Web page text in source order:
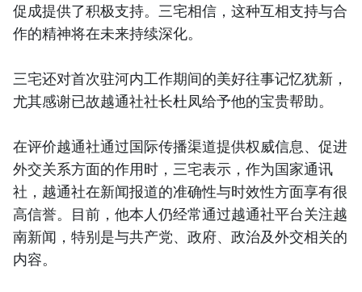
促成提供了积极支持。三宅相信，这种互相支持与合
作的精神将在未来持续深化。
三宅还对首次驻河内工作期间的美好往事记忆犹新，
尤其感谢已故越通社社长杜凤给予他的宝贵帮助。
在评价越通社通过国际传播渠道提供权威信息、促进
外交关系方面的作用时，三宅表示，作为国家通讯
社，越通社在新闻报道的准确性与时效性方面享有很
高信誉。目前，他本人仍经常通过越通社平台关注越
南新闻，特别是与共产党、政府、政治及外交相关的
内容。